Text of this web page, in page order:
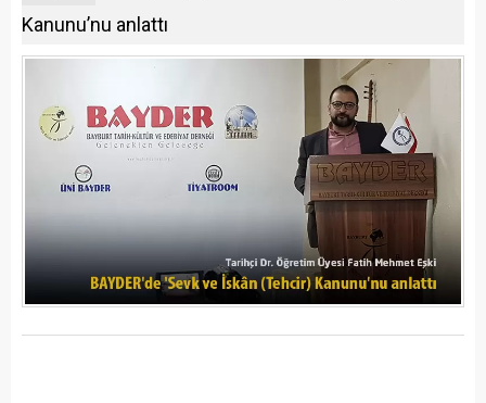
Kanunu’nu anlattı